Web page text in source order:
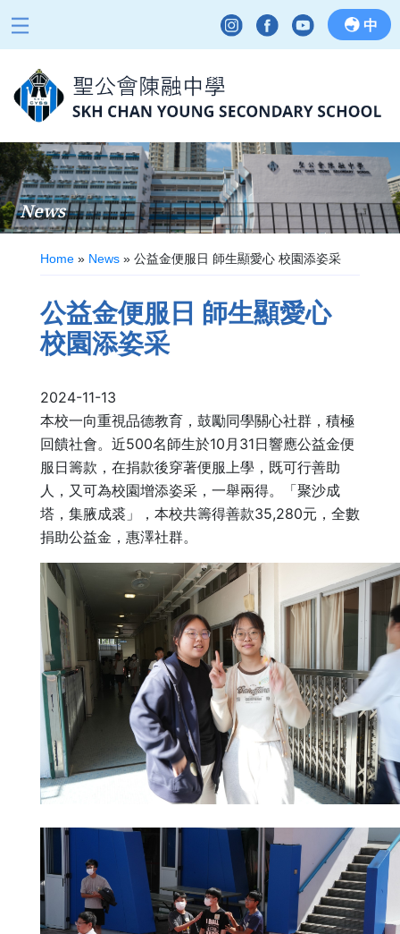
中
News
Home » News » 公益金便服日 師生顯愛心 校園添姿采
公益金便服日 師生顯愛心
校園添姿采
2024-11-13
本校一向重視品德教育，鼓勵同學關心社群，積極
回饋社會。近500名師生於10月31日響應公益金便
服日籌款，在捐款後穿著便服上學，既可行善助
人，又可為校園增添姿采，一舉兩得。「聚沙成
塔，集腋成裘」，本校共籌得善款35,280元，全數
捐助公益金，惠澤社群。